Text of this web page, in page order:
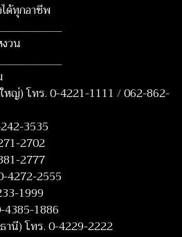
ด้ทุกอาชีพ
วน
หญ่) โทร. 0-4221-1111 / 062-862-
3535
2702
2777
4272-2555
1999
4385-1886
านี) โทร. 0-4229-2222